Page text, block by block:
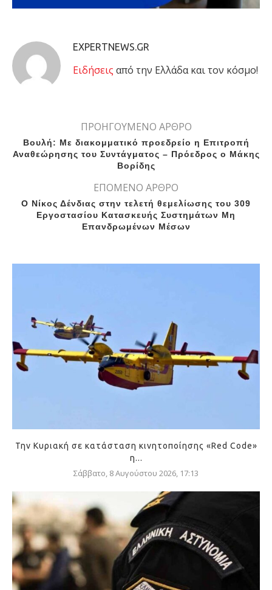
EXPERTNEWS.GR
Eιδήσεις από την Ελλάδα και τον κόσμο!
ΠΡΟΗΓΟΥΜΕΝΟ ΑΡΘΡΟ
Βουλή: Με διακομματικό προεδρείο η Επιτροπή
Αναθεώρησης του Συντάγματος – Πρόεδρος ο Μάκης
Βορίδης
ΕΠΟΜΕΝΟ ΑΡΘΡΟ
Ο Νίκος Δένδιας στην τελετή θεμελίωσης του 309
Εργοστασίου Κατασκευής Συστημάτων Μη
Επανδρωμένων Μέσων
Την Κυριακή σε κατάσταση κινητοποίησης «Red Code»
η...
Σάββατο, 8 Αυγούστου 2026, 17:13